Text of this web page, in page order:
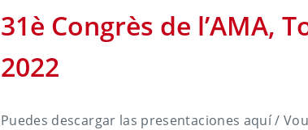
31è Congrès de l’AMA,
2022
Puedes descargar las presentaciones aquí /